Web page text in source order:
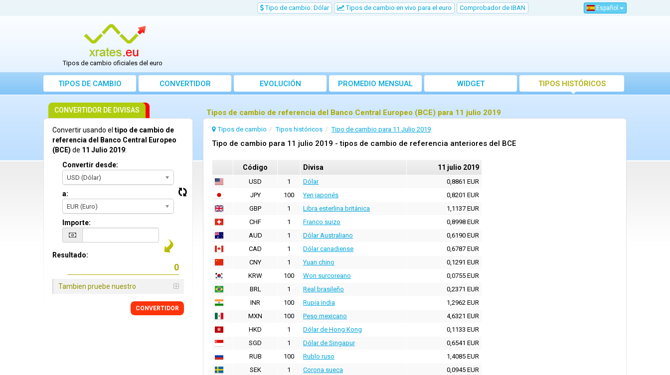
Tipo de cambio: Dólar Tipos de cambio en vivo para el euro Comprobador de IBAN Español
Tipos de cambio oficiales del euro
TIPOS DE CAMBIO CONVERTIDOR EVOLUCIÓN PROMEDIO MENSUAL WIDGET TIPOS HISTÓRICOS
Tipos de cambio de referencia del Banco Central Europeo (BCE) para 11 julio 2019
Tipos de cambio Tipos históricos Tipo de cambio para 11 Julio 2019
Tipo de cambio para 11 julio 2019 - tipos de cambio de referencia anteriores del BCE
Código Divisa 11 julio 2019
USD 1 Dólar
0,8861 EUR
JPY
100 Yen japonés
0,8201 EUR
GBP
1 Libra esterlina británica
1,1137 EUR
CHF
1 Franco suizo
0,8998 EUR
AUD
1 Dólar Australiano
0,6190 EUR
CAD
1 Dólar canadiense
0,6787 EUR
CNY
1 Yuan chino
0,1291 EUR
KRW
100 Won surcoreano
0,0755 EUR
BRL
1 Real brasileño
0,2371 EUR
INR
100 Rupia india
1,2962 EUR
MXN
100 Peso mexicano
4,6321 EUR
HKD
1 Dólar de Hong Kong
0,1133 EUR
SGD
1 Dólar de Singapur
0,6541 EUR
RUB
100 Rublo ruso
1,4085 EUR
SEK
1 Corona sueca
0,0945 EUR
CONVERTIDOR DE DIVISAS
Convertir usando el tipo de cambio de
referencia del Banco Central Europeo
(BCE) de 11 Julio 2019:
Convertir desde:
USD (Dólar)
a:
EUR (Euro)
Importe:
Resultado:
Tambien pruebe nuestro
CONVERTIDOR